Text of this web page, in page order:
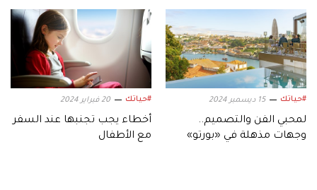
#حياتك 15 ديسمبر 2024
لمحبي الفن والتصميم..
وجهات مذهلة في «بورتو»
#حياتك 20 فبراير 2024
أخطاء يجب تجنبها عند السفر
مع الأطفال